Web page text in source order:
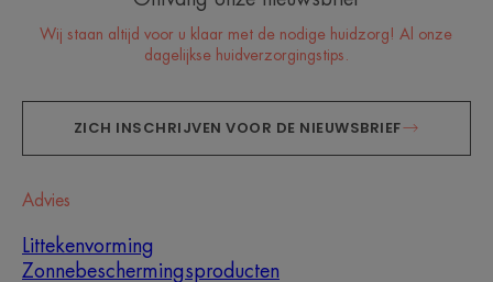
Wij staan altijd voor u klaar met de nodige huidzorg! Al onze
dagelijkse huidverzorgingstips.
ZICH INSCHRIJVEN VOOR DE NIEUWSBRIEF
Advies
Littekenvorming
Zonnebeschermingsproducten